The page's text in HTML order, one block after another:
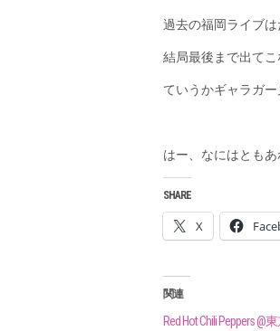
過去の福岡ライブは
結局最後まで出てこ
ていうかギャラガ
はー、なにはともあ
SHARE
X
関連
Red Hot Chili Peppers @